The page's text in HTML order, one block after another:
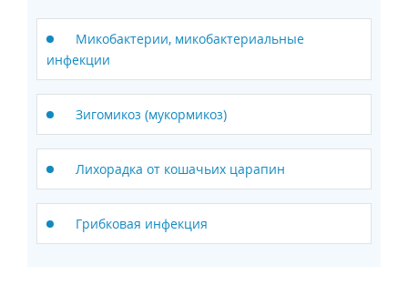
Микобактерии, микобактериальные
инфекции
Зигомикоз (мукормикоз)
Лихорадка от кошачьих царапин
Грибковая инфекция